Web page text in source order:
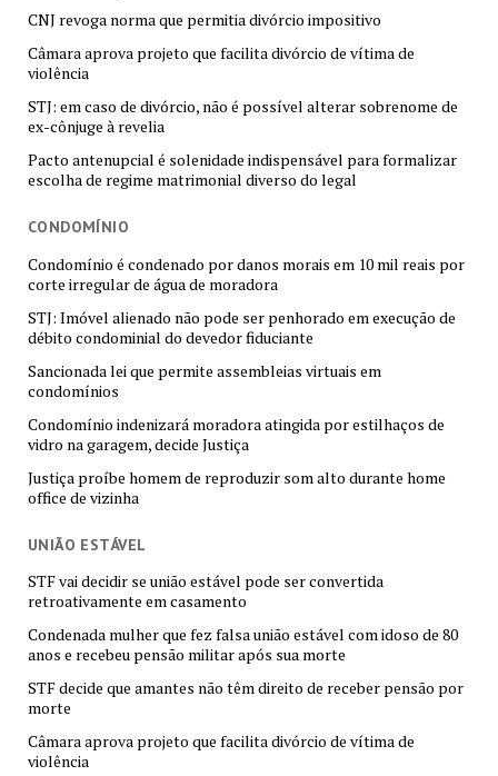
CNJ revoga norma que permitia divórcio impositivo
Câmara aprova projeto que facilita divórcio de vítima de
violência
STJ: em caso de divórcio, não é possível alterar sobrenome de
ex-cônjuge à revelia
Pacto antenupcial é solenidade indispensável para formalizar
escolha de regime matrimonial diverso do legal
CONDOMÍNIO
Condomínio é condenado por danos morais em 10 mil reais por
corte irregular de água de moradora
STJ: Imóvel alienado não pode ser penhorado em execução de
débito condominial do devedor fiduciante
Sancionada lei que permite assembleias virtuais em
condomínios
Condomínio indenizará moradora atingida por estilhaços de
vidro na garagem, decide Justiça
Justiça proíbe homem de reproduzir som alto durante home
office de vizinha
UNIÃO ESTÁVEL
STF vai decidir se união estável pode ser convertida
retroativamente em casamento
Condenada mulher que fez falsa união estável com idoso de 80
anos e recebeu pensão militar após sua morte
STF decide que amantes não têm direito de receber pensão por
morte
Câmara aprova projeto que facilita divórcio de vítima de
violência